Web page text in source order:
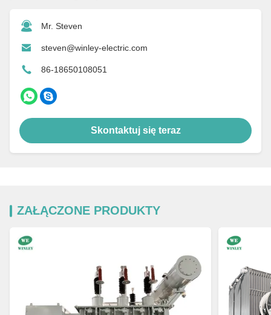
Mr. Steven
steven@winley-electric.com
86-18650108051
Skontaktuj się teraz
ZAŁĄCZONE PRODUKTY